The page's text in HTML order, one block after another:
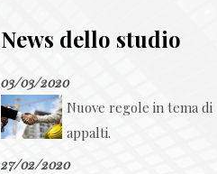
News dello studio
03/03/2020
Nuove regole in tema di
appalti.
27/02/2020